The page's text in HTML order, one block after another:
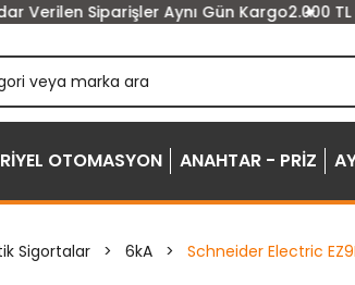
Siparişler Aynı Gün Kargo2.000 TL
OTOMASYON ANAHTAR - PRİZ
Sigortalar 6kA Schneider Electric